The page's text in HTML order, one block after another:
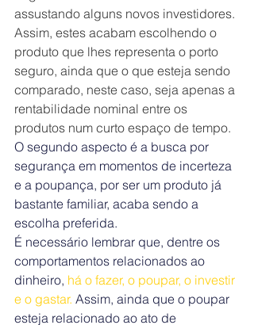
assustando alguns novos investidores.
Assim, estes acabam escolhendo o
produto que lhes representa o porto
seguro, ainda que o que esteja sendo
comparado, neste caso, seja apenas a
rentabilidade nominal entre os
produtos num curto espaço de tempo.
O segundo aspecto é a busca por
segurança em momentos de incerteza
e a poupança, por ser um produto já
bastante familiar, acaba sendo a
escolha preferida.
É necessário lembrar que, dentre os
comportamentos relacionados ao
dinheiro, há o fazer, o poupar, o investir
e o gastar. Assim, ainda que o poupar
esteja relacionado ao ato de